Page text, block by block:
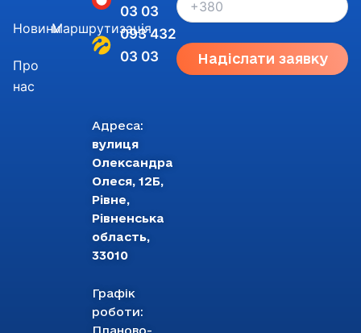
Адреса:
вулиця
Олександра
Олеся, 12Б,
Рівне,
Рівненська
область,
33010
Графік
роботи:
Планово-
03 03
093 432
03 03
Новини
Про
нас
Маршрутизація
Надіслати заявку